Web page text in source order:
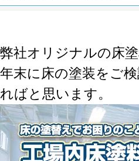
弊社オリジナルの床
年末に床の塗装をご
ればと思います。